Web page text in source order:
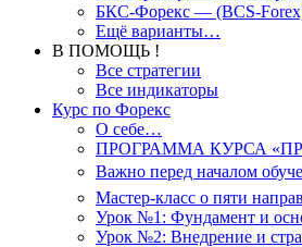
БКС-Форекс — (BCS-
Ещё варианты…
В ПОМОЩЬ !
Все стратегии
Все индикаторы
Курс по Форекс
О себе…
ПРОГРАММА КУРСА
Важно перед началом
Мастер-класс о пяти
Урок №1: Фундамент и
Урок №2: Внедрение и